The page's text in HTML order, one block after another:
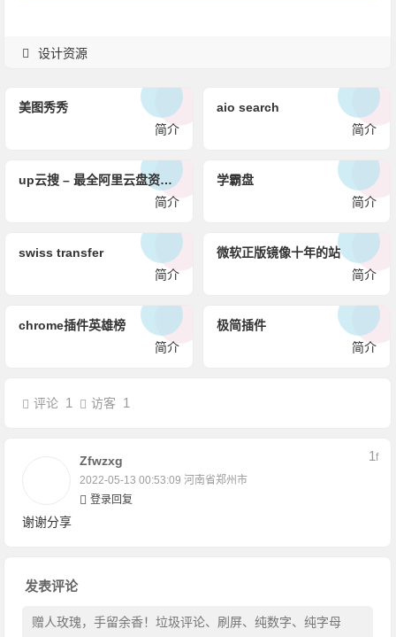
设计资源
美图秀秀
简介
aio search
简介
up云搜 – 最全阿里云盘资源搜索神器
简介
学霸盘
简介
swiss transfer
简介
微软正版镜像十年的站
简介
chrome插件英雄榜
简介
极简插件
简介
评论 1 访客 1
Zfwzxg
2022-05-13 00:53:09 河南省郑州市
1F
登录回复
谢谢分享
发表评论